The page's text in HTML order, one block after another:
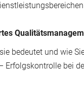
bedeutet und wie
Erfolgskontrolle bei